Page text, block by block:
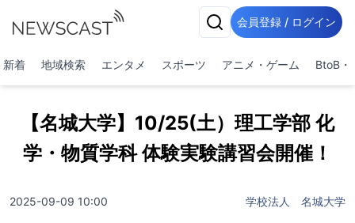
会員登録 / ログイン
新着 地域検索 エンタメ スポーツ アニメ・ゲーム BtoB・
【名城大学】10/25(土）理工学部 化
学・物質学科 体験実験講習会開催！
2025-09-09 10:00 学校法人 名城大学